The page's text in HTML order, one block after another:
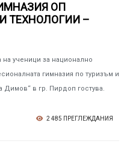
ОП
ТЕХНОЛОГИИ –
ученици за национално
гимназия по туризъм и
Димов“ в гр. Пирдоп гостува.
2 485 ПРЕГЛЕЖДАНИЯ